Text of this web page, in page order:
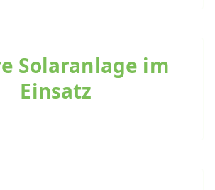
Solaranlage im
Einsatz